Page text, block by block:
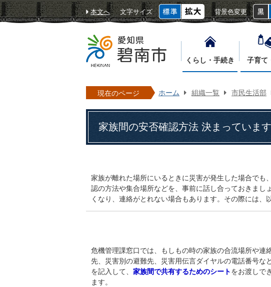
本文へ 文字サイズ 背景色変更
くらし・手続き 子育て
現在のページ ホーム 組織一覧 市民生活部
家族間の安否確認方法 決まっていま
家族が離れた場所にいるときに災害が発生した場合で
認の方法や集合場所などを、事前に話し合っておきまし
くなり、連絡がとれない場合もあります。その際には、
危機管理課窓口では、もしもの時の家族の合流場所や連
先、災害別の避難先、災害用伝言ダイヤルの電話番号な
を記入して、 家族間で共有するためのシートをお渡しでき
ます。